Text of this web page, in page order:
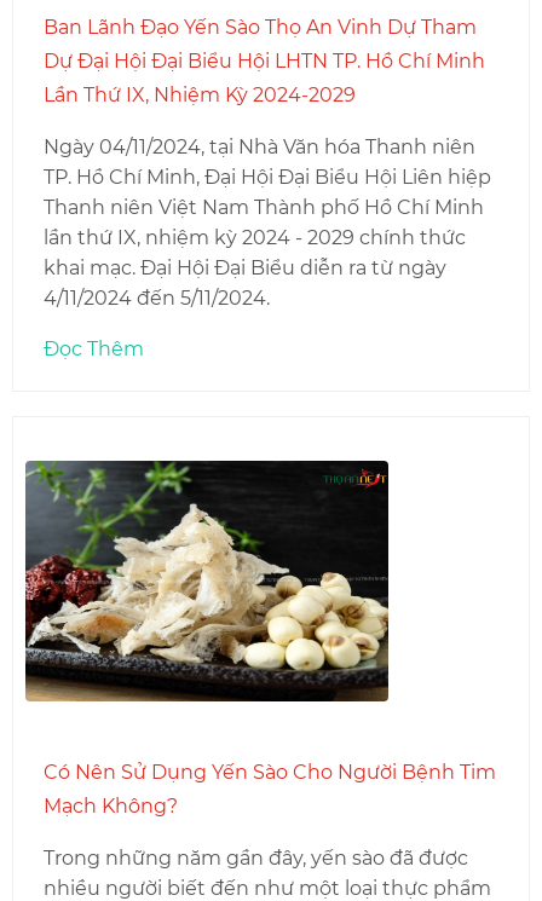
Ban Lãnh Đạo Yến Sào Thọ An Vinh Dự Tham
Dự Đại Hội Đại Biểu Hội LHTN TP. Hồ Chí Minh
Lần Thứ IX, Nhiệm Kỳ 2024-2029
Ngày 04/11/2024, tại Nhà Văn hóa Thanh niên
TP. Hồ Chí Minh, Đại Hội Đại Biểu Hội Liên hiệp
Thanh niên Việt Nam Thành phố Hồ Chí Minh
lần thứ IX, nhiệm kỳ 2024 - 2029 chính thức
khai mạc. Đại Hội Đại Biểu diễn ra từ ngày
4/11/2024 đến 5/11/2024.
Đọc Thêm
Có Nên Sử Dụng Yến Sào Cho Người Bệnh Tim
Mạch Không?
Trong những năm gần đây, yến sào đã được
nhiều người biết đến như một loại thực phẩm